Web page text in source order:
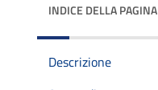
INDICE DELLA PAGINA
Descrizione